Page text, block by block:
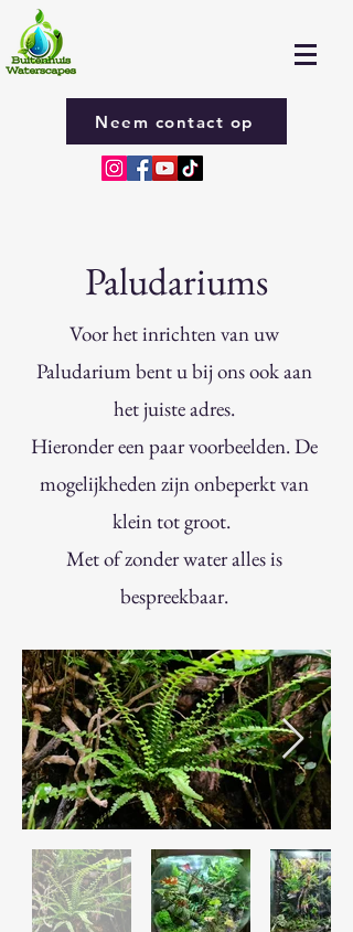
Neem contact op
Paludariums
Voor het inrichten van uw
Paludarium bent u bij ons ook aan
het juiste adres.
Hieronder een paar voorbeelden. De
mogelijkheden zijn onbeperkt van
klein tot groot.
Met of zonder water alles is
bespreekbaar.